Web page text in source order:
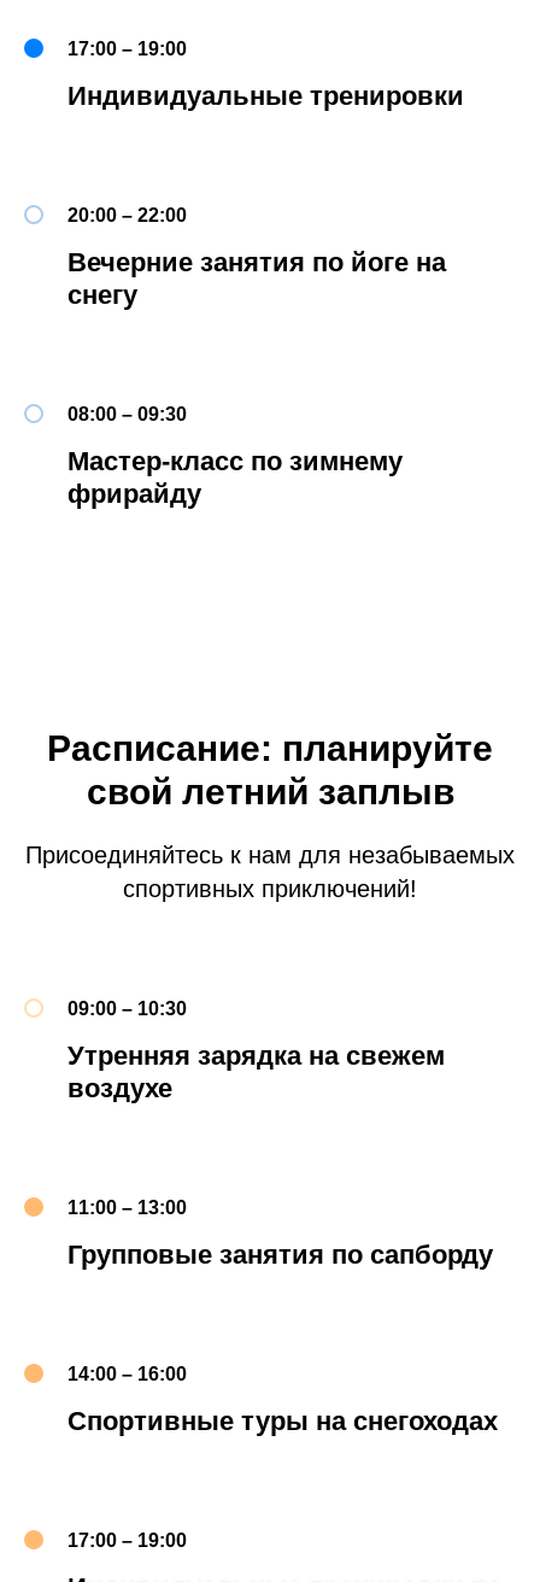
17:00 – 19:00
Индивидуальные тренировки
20:00 – 22:00
Вечерние занятия по йоге на
снегу
08:00 – 09:30
Мастер-класс по зимнему
фрирайду
Расписание: планируйте
свой летний заплыв
Присоединяйтесь к нам для незабываемых
спортивных приключений!
09:00 – 10:30
Утренняя зарядка на свежем
воздухе
11:00 – 13:00
Групповые занятия по сапборду
14:00 – 16:00
Спортивные туры на снегоходах
17:00 – 19:00